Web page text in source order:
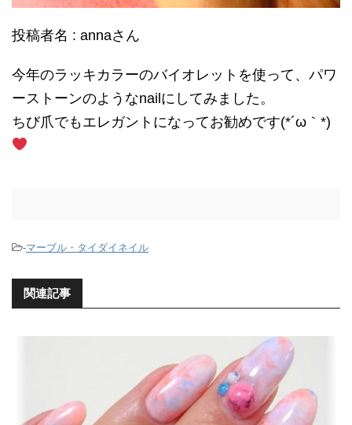
投稿者名 : annaさん
今年のラッキカラーのバイオレットを使って、パワ
ーストーンのようなnailにしてみました。
ちび爪でもエレガントになってお勧めです(*´ω｀*)
-マーブル・タイダイネイル
関連記事